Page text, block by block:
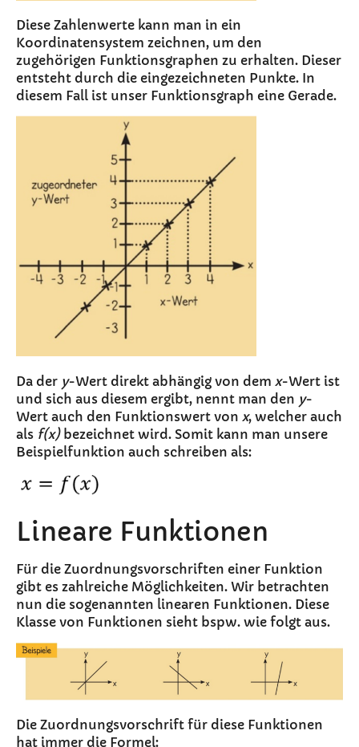
Diese Zahlenwerte kann man in ein
Koordinatensystem zeichnen, um den
zugehörigen Funktionsgraphen zu erhalten. Dieser
entsteht durch die eingezeichneten Punkte. In
diesem Fall ist unser Funktionsgraph eine Gerade.
Da der y-Wert direkt abhängig von dem x-Wert ist
und sich aus diesem ergibt, nennt man den y-
Wert auch den Funktionswert von x, welcher auch
als f(x)bezeichnet wird. Somit kann man unsere
Beispielfunktion auch schreiben als:
Lineare Funktionen
Für die Zuordnungsvorschriften einer Funktion
gibt es zahlreiche Möglichkeiten. Wir betrachten
nun die sogenannten linearen Funktionen. Diese
Klasse von Funktionen sieht bspw. wie folgt aus.
Die Zuordnungsvorschrift für diese Funktionen
hat immer die Formel: